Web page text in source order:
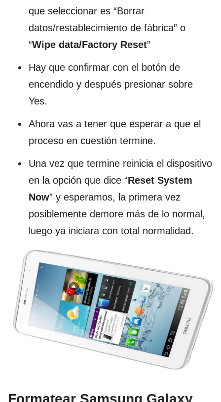
que seleccionar es “Borrar
datos/restablecimiento de fábrica” o
“Wipe data/Factory Reset”
Hay que confirmar con el botón de
encendido y después presionar sobre
Yes.
Ahora vas a tener que esperar a que el
proceso en cuestión termine.
Una vez que termine reinicia el dispositivo
en la opción que dice “Reset System
Now” y esperamos, la primera vez
posiblemente demore más de lo normal,
luego ya iniciara con total normalidad.